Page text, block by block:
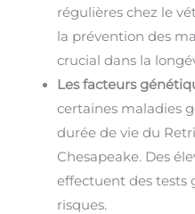
régulières chez le
la prévention des
crucial dans la
Les facteurs
certaines maladies
durée de vie du
Chesapeake. Des
effectuent des tests
risques.